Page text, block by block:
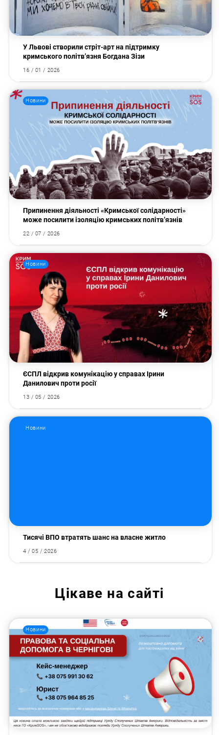
У Львові створили стріт-арт на підтримку
кримського політв’язня Богдана Зізи
16 / 01 / 2026
Новини
Припинення діяльності «Кримської солідарності»
може посилити ізоляцію кримських політв’язнів
22 / 07 / 2026
Новини
ЄСПЛ відкрив комунікацію у справах Ірини
Данилович проти росії
13 / 05 / 2026
Новини
Тисячі ВПО втратять шанс на власне житло
4 / 05 / 2026
Цікаве на сайті
Новини